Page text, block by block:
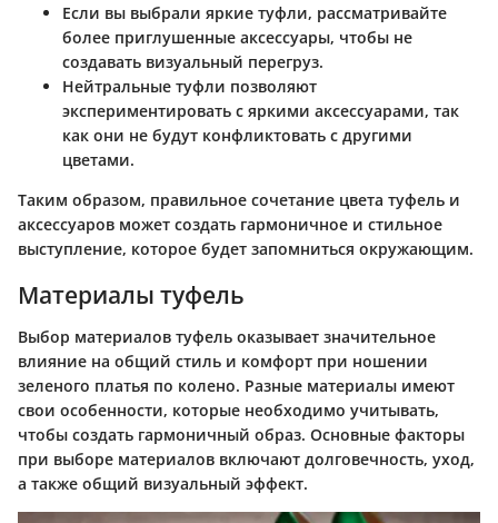
Если вы выбрали яркие туфли, рассматривайте
более приглушенные аксессуары, чтобы не
создавать визуальный перегруз.
Нейтральные туфли позволяют
экспериментировать с яркими аксессуарами, так
как они не будут конфликтовать с другими
цветами.
Таким образом, правильное сочетание цвета туфель и
аксессуаров может создать гармоничное и стильное
выступление, которое будет запомниться окружающим.
Материалы туфель
Выбор материалов туфель оказывает значительное
влияние на общий стиль и комфорт при ношении
зеленого платья по колено. Разные материалы имеют
свои особенности, которые необходимо учитывать,
чтобы создать гармоничный образ. Основные факторы
при выборе материалов включают долговечность, уход,
а также общий визуальный эффект.